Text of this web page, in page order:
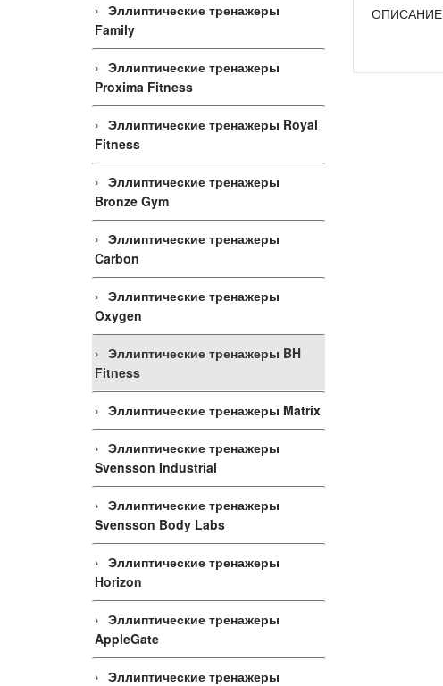
Эллиптические тренажеры
Family
Эллиптические тренажеры
Proxima Fitness
Эллиптические тренажеры Royal
Fitness
Эллиптические тренажеры
Bronze Gym
Эллиптические тренажеры
Carbon
Эллиптические тренажеры
Oxygen
Эллиптические тренажеры BH
Fitness
Эллиптические тренажеры Matrix
Эллиптические тренажеры
Svensson Industrial
Эллиптические тренажеры
Svensson Body Labs
Эллиптические тренажеры
Horizon
Эллиптические тренажеры
AppleGate
Эллиптические тренажеры
ОПИСАНИЕ